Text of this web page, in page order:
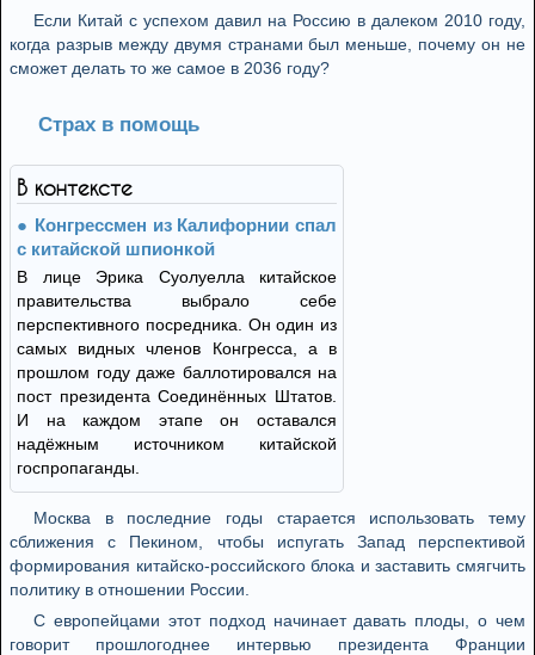
Если Китай с успехом давил на Россию в далеком 2010 году,
когда разрыв между двумя странами был меньше, почему он не
сможет делать то же самое в 2036 году?
Страх в помощь
В контексте
Конгрессмен из Калифорнии спал
с китайской шпионкой
В лице Эрика Суолуелла китайское
правительства выбрало себе
перспективного посредника. Он один из
самых видных членов Конгресса, а в
прошлом году даже баллотировался на
пост президента Соединённых Штатов.
И на каждом этапе он оставался
надёжным источником китайской
госпропаганды.
Москва в последние годы старается использовать тему
сближения с Пекином, чтобы испугать Запад перспективой
формирования китайско-российского блока и заставить смягчить
политику в отношении России.
С европейцами этот подход начинает давать плоды, о чем
говорит прошлогоднее интервью президента Франции